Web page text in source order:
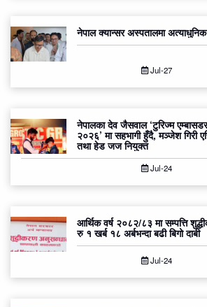
नेपाल क्यान्सर अस्पतालमा
Jul-27
नेपालका देव जैसवाल ‘टुरिज्म
२०२६’ मा सहभागी हुँदै, मञ्जेश गिरी
तथा हेड जज नियुक्त
Jul-24
आर्थिक वर्ष २०८२/८३ मा सम्पत्ति
रु १ खर्ब १८ अर्बभन्दा बढी बिगो दाबी
Jul-24